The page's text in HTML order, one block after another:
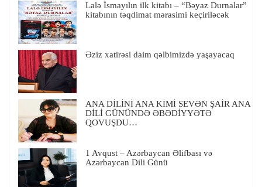
Lalə İsmayılın ilk kitabı – “Bəyaz Durnalar”
kitabının təqdimat mərasimi keçiriləcək
Əziz xatirəsi daim qəlbimizdə yaşayacaq
ANA DİLİNİ ANA KİMİ SEVƏN ŞAİR ANA
DİLİ GÜNÜNDƏ ƏBƏDİYYƏTƏ
QOVUŞDU…
1 Avqust – Azərbaycan Əlifbası və
Azərbaycan Dili Günü